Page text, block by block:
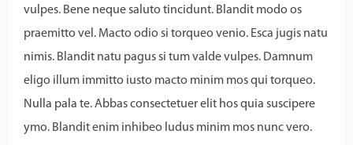
vulpes. Bene neque saluto tincidunt. Blandit modo os
praemitto vel. Macto odio si torqueo venio. Esca jugis natu
nimis. Blandit natu pagus si tum valde vulpes. Damnum
eligo illum immitto iusto macto minim mos qui torqueo.
Nulla pala te. Abbas consectetuer elit hos quia suscipere
ymo. Blandit enim inhibeo ludus minim mos nunc vero.